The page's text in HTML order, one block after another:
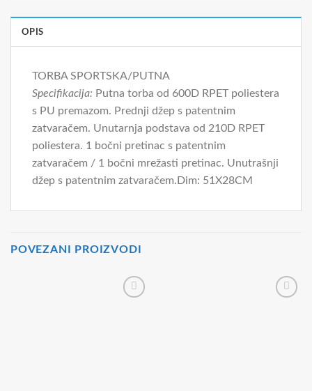
OPIS
TORBA SPORTSKA/PUTNA
Specifikacija: Putna torba od 600D RPET poliestera
s PU premazom. Prednji džep s patentnim
zatvaračem. Unutarnja podstava od 210D RPET
poliestera. 1 bočni pretinac s patentnim
zatvaračem / 1 bočni mrežasti pretinac. Unutrašnji
džep s patentnim zatvaračem.Dim: 51X28CM
POVEZANI PROIZVODI